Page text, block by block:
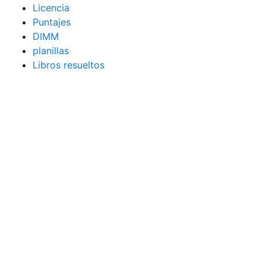
Licencia
Puntajes
DIMM
planillas
Libros resueltos